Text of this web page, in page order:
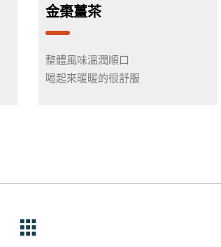
金棗薑茶
整體風味溫潤順口
喝起來暖暖的很舒服